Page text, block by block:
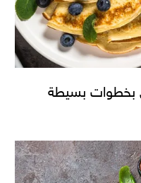
بخطوات بسيطة